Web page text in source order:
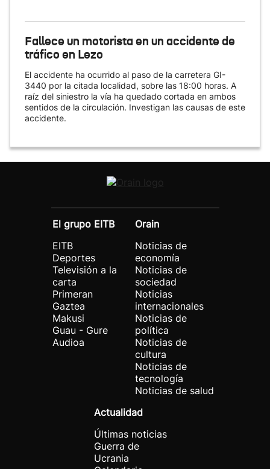
Fallece un motorista en un accidente de
tráfico en Lezo
El accidente ha ocurrido al paso de la carretera GI-
3440 por la citada localidad, sobre las 18:00 horas. A
raíz del siniestro la vía ha quedado cortada en ambos
sentidos de la circulación. Investigan las causas de este
accidente.
El grupo EITB
EITB
Deportes
Televisión a la
carta
Primeran
Gaztea
Makusi
Guau - Gure
Audioa
Orain
Noticias de
economía
Noticias de
sociedad
Noticias
internacionales
Noticias de
política
Noticias de
cultura
Noticias de
tecnología
Noticias de salud
Actualidad
Últimas noticias
Guerra de
Ucrania